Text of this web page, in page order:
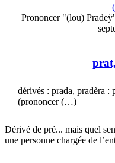
Prononcer "(lou)
dérivés : prada, pradèra :
(prononcer (…)
Dérivé de pré... mais quel
une personne chargée de